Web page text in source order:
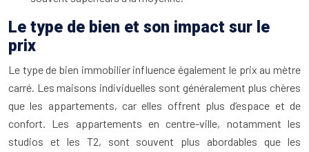
Le type de bien et son impact sur le
prix
Le type de bien immobilier influence également le prix au mètre
carré. Les maisons individuelles sont généralement plus chères
que les appartements, car elles offrent plus d’espace et de
confort. Les appartements en centre-ville, notamment les
studios et les T2, sont souvent plus abordables que les